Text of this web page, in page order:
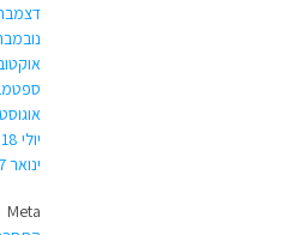
דצמבר
נובמבר
אוקטובר
ספטמבר
אוגוסט 2018
יולי 2018
ינואר 2017
Meta